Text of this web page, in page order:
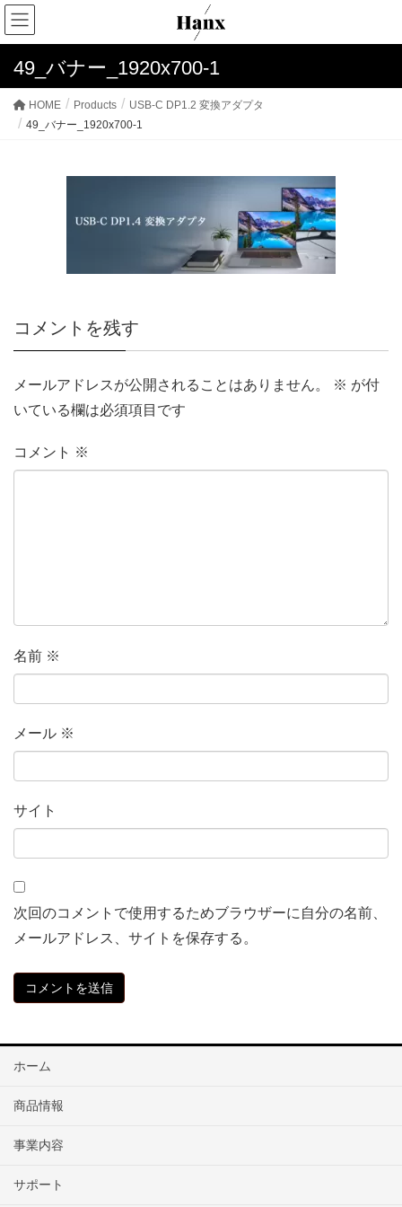
49_バナー_1920x700-1
HOME Products
USB-C DP1.2 変換アダプタ
49_バナー_1920x700-1
コメントを残す
メールアドレスが公開されることはありません。 ※ が付
いている欄は必須項目です
コメント ※
名前 ※
メール ※
サイト
次回のコメントで使用するためブラウザーに自分の名前、
メールアドレス、サイトを保存する。
ホーム
商品情報
事業内容
サポート